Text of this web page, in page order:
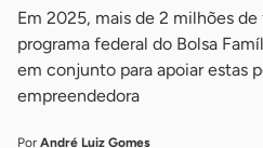
Em 2025, mais de 2 milhões
programa federal do Bolsa
em conjunto para apoiar estas
empreendedora
Por André Luiz Gomes